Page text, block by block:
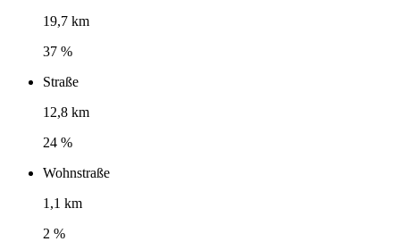
19,7 km
37 %
Straße
12,8 km
24 %
Wohnstraße
1,1 km
2 %